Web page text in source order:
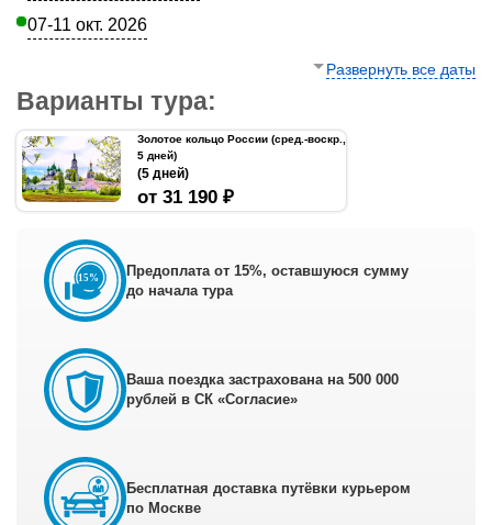
07-11 окт. 2026
Развернуть все даты
Варианты тура:
Золотое кольцо России (сред.-воскр.,
5 дней)
(5 дней)
от 31 190 ₽
Предоплата от 15%, оставшуюся сумму
до начала тура
Ваша поездка застрахована на 500 000
рублей в СК «Согласие»
Бесплатная доставка путёвки курьером
по Москве